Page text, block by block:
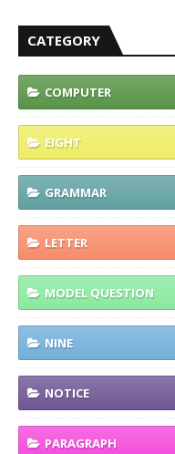
CATEGORY
COMPUTER
EIGHT
GRAMMAR
LETTER
MODEL QUESTION
NINE
NOTICE
PARAGRAPH